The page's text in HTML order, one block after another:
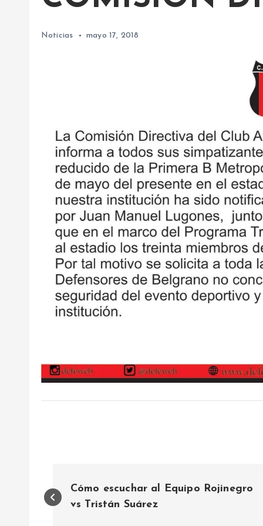
Noticias mayo 17, 2018
a
Cómo escuchar al Equipo Rojinegro
vs Tristán Suárez